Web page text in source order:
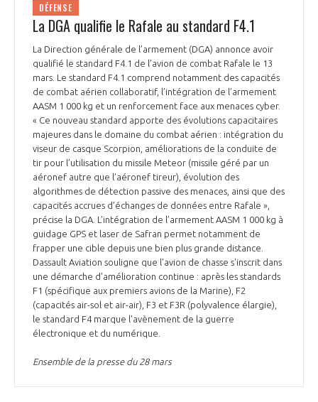
NOTRE VISION
NOS MISSIONS
NOTRE HISTOIRE
ORGANISATION
LE CONSEIL DU GIFAS
L’ÉQUIPE DU GIFAS
NOS RÉSEAUX À L'INTERNATIONAL
FONCTIONNEMENT
GEADS
COMITÉ AERO PME
STARTAIR
COMMISSIONS ET COMITÉS
ACCOMPAGNEMENT DE NOS ADHÉRENTS
LES PROGRAMMES DU GIFAS
UN ÉCOSYSTÈME INTÉGRÉ ET COHÉRENT
POURQUOI DEVENIR MEMBRE ?
LA MÉDIATION
LA MÉDIATION DANS LA FILIÈRE AÉRONAUTIQUE ET SPATIALE
LE MÉDIATEUR DE LA FILIÈRE AÉRONAUTIQUE ET SPATIALE
MÉDIATION ET CHARTE D’ENGAGEMENT SUR LES RELATIONS ENTRE
CLIENTS ET FOURNISSEURS
LE SALON DU BOURGET
L'OBSERVATOIRE
CHIFFRES CLÉS
LES ENJEUX
13
14 15 18
27
28 29 30 31
DÉFENSE
La DGA qualifie le Rafale au standard F4.1
La Direction générale de l’armement (DGA) annonce avoir
qualifié le standard F4.1 de l’avion de combat Rafale le 13
mars. Le standard F4.1 comprend notamment des capacités
de combat aérien collaboratif, l’intégration de l’armement
AASM 1 000 kg et un renforcement face aux menaces cyber.
« Ce nouveau standard apporte des évolutions capacitaires
majeures dans le domaine du combat aérien : intégration du
viseur de casque Scorpion, améliorations de la conduite de
tir pour l’utilisation du missile Meteor (missile géré par un
aéronef autre que l’aéronef tireur), évolution des
algorithmes de détection passive des menaces, ainsi que des
capacités accrues d’échanges de données entre Rafale »,
précise la DGA. L’intégration de l’armement AASM 1 000 kg à
guidage GPS et laser de Safran permet notamment de
frapper une cible depuis une bien plus grande distance.
Dassault Aviation souligne que l'avion de chasse s'inscrit dans
une démarche d'amélioration continue : après les standards
F1 (spécifique aux premiers avions de la Marine), F2
(capacités air-sol et air-air), F3 et F3R (polyvalence élargie),
le standard F4 marque l'avènement de la guerre
électronique et du numérique.
Ensemble de la presse du 28 mars
Découvrez les avantages d'adhérer au GIFAS.
Rencontres, salons, données sectorielles,
programmes ...
DEMANDE D’ADHÉSION